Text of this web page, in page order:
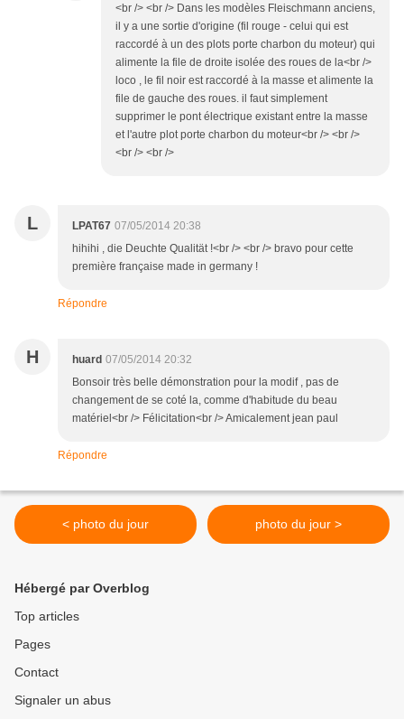
<br /> <br /> Dans les modèles Fleischmann anciens,
il y a une sortie d'origine (fil rouge - celui qui est
raccordé à un des plots porte charbon du moteur) qui
alimente la file de droite isolée des roues de la<br />
loco , le fil noir est raccordé à la masse et alimente la
file de gauche des roues. il faut simplement
supprimer le pont électrique existant entre la masse
et l'autre plot porte charbon du moteur<br /> <br />
<br /> <br />
L LPAT67 07/05/2014 20:38
hihihi , die Deuchte Qualität !<br /> <br /> bravo pour cette
première française made in germany !
Répondre
H huard 07/05/2014 20:32
Bonsoir très belle démonstration pour la modif , pas de
changement de se coté la, comme d'habitude du beau
matériel<br /> Félicitation<br /> Amicalement jean paul
Répondre
< photo du jour photo du jour >
Hébergé par Overblog
Top articles
Pages
Contact
Signaler un abus